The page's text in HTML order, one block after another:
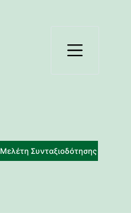
Μελέτη Συνταξιοδότησης